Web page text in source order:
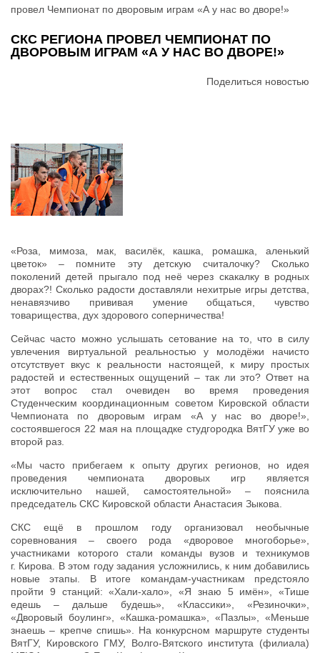
провел Чемпионат по дворовым играм «А у нас во дворе!»
СКС РЕГИОНА ПРОВЕЛ ЧЕМПИОНАТ ПО
ДВОРОВЫМ ИГРАМ «А У НАС ВО ДВОРЕ!»
Поделиться новостью
«Роза, мимоза, мак, василёк, кашка, ромашка, аленький
цветок» – помните эту детскую считалочку? Сколько
поколений детей прыгало под неё через скакалку в родных
дворах?! Сколько радости доставляли нехитрые игры детства,
ненавязчиво прививая умение общаться, чувство
товарищества, дух здорового соперничества!
Сейчас часто можно услышать сетование на то, что в силу
увлечения виртуальной реальностью у молодёжи начисто
отсутствует вкус к реальности настоящей, к миру простых
радостей и естественных ощущений – так ли это? Ответ на
этот вопрос стал очевиден во время проведения
Студенческим координационным советом Кировской области
Чемпионата по дворовым играм «А у нас во дворе!»,
состоявшегося 22 мая на площадке студгородка ВятГУ уже во
второй раз.
«Мы часто прибегаем к опыту других регионов, но идея
проведения чемпионата дворовых игр является
исключительно нашей, самостоятельной» – пояснила
председатель СКС Кировской области Анастасия Зыкова.
СКС ещё в прошлом году организовал необычные
соревнования – своего рода «дворовое многоборье»,
участниками которого стали команды вузов и техникумов
г. Кирова. В этом году задания усложнились, к ним добавились
новые этапы. В итоге командам-участникам предстояло
пройти 9 станций: «Хали-хало», «Я знаю 5 имён», «Тише
едешь – дальше будешь», «Классики», «Резиночки»,
«Дворовый боулинг», «Кашка-ромашка», «Пазлы», «Меньше
знаешь – крепче спишь». На конкурсном маршруте студенты
ВятГУ, Кировского ГМУ, Волго-Вятского института (филиала)